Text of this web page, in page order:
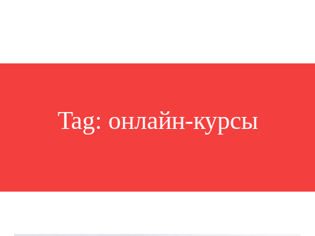
Tag: онлайн-курсы